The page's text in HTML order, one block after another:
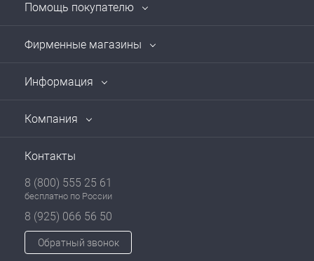
Помощь покупателю
Фирменные магазины
Информация
Компания
Контакты
8 (800) 555 25 61
бесплатно по России
8 (925) 066 56 50
Обратный звонок